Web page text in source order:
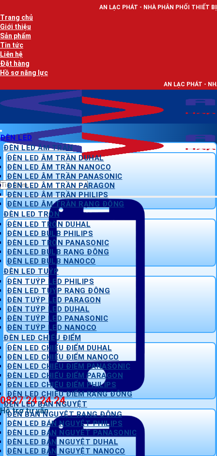
qua
nội
dung
AN LẠC PHÁT - NHÀ PHÂN PHỐI THIẾT BỊ ĐIỆN, DÂY ĐIỆN
Trang chủ
Giới thiệu
Sản phẩm
Tin tức
Liên hệ
Đặt hàng
Hồ sơ năng lực
AN LẠC PHÁT - NHÀ PHÂN PHỐI
Tìm
kiếm:
0827 24 24 24
Hỗ trợ tư vấn
ĐÈN LED
ĐÈN LED ÂM TRẦN
ĐÈN LED ÂM TRẦN DUHAL
ĐÈN LED ÂM TRẦN NANOCO
ĐÈN LED ÂM TRẦN PANASONIC
ĐÈN LED ÂM TRẦN PARAGON
ĐÈN LED ÂM TRẦN PHILIPS
ĐÈN LED ÂM TRẦN RẠNG ĐÔNG
ĐÈN LED TRÒN
ĐÈN LED TRÒN DUHAL
ĐÈN LED BULB PHILIPS
ĐÈN LED TRÒN PANASONIC
ĐÈN LED BULB RẠNG ĐÔNG
ĐÈN LED BULB NANOCO
ĐÈN LED TUÝP
ĐÈN TUÝP LED PHILIPS
ĐÈN LED TUÝP RẠNG ĐÔNG
ĐÈN TUÝP LED PARAGON
ĐÈN TUÝP LED DUHAL
ĐÈN TUÝP LED PANASONIC
ĐÈN TUÝP LED NANOCO
ĐÈN LED CHIẾU ĐIỂM
ĐÈN LED CHIẾU ĐIỂM DUHAL
ĐÈN LED CHIẾU ĐIỂM NANOCO
ĐÈN LED CHIẾU ĐIỂM PANASONIC
ĐÈN LED CHIẾU ĐIỂM PARAGON
ĐÈN LED CHIẾU ĐIỂM PHILIPS
ĐÈN LED CHIẾU ĐIỂM RẠNG ĐÔNG
ĐÈN LED BÁN NGUYỆT
ĐÈN BÁN NGUYỆT RẠNG ĐÔNG
ĐÈN LED BÁN NGUYỆT PHILIPS
ĐÈN LED BÁN NGUYỆT PANASONIC
ĐÈN LED BÁN NGUYỆT DUHAL
ĐÈN LED BÁN NGUYỆT NANOCO